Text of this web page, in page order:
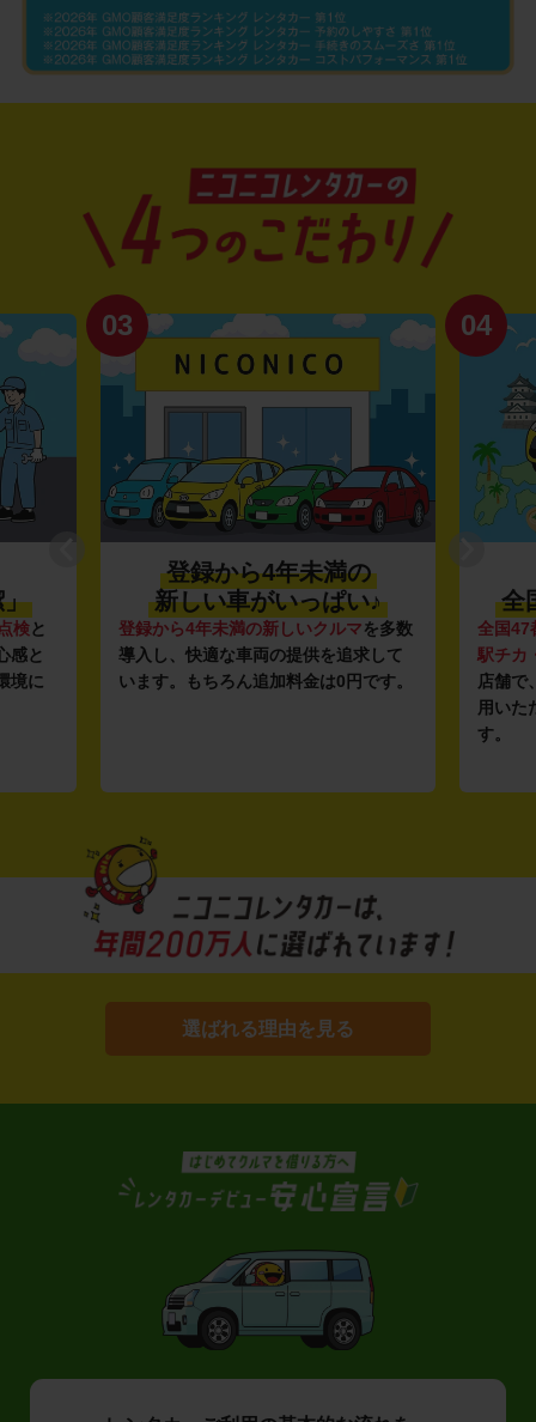
」
検と
感と
境に
03
登録から4年未満の
新しい車がいっぱい♪
登録から4年未満の新しいクルマを多数
導入し、快適な車両の提供を追求して
います。もちろん追加料金は0円です。
04
全
全国47
駅チカ
店舗で
用いた
す。
選ばれる理由を見る